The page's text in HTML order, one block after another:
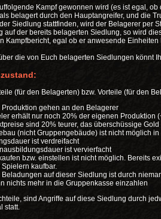
Kampf gewonnen wird (es ist egal,
belagert durch den Hauptangreifer, und die
Siedlung stattfinden, wird der Belagerer per
auf der bereits belagerten Siedlung, so wird
Kampfbericht, egal ob er anwesende Einheiten
die von Euch belagerten Siedlungen könnt
(für den Belagerten) bzw. Vorteile (für den
Produktion gehen an den Belagerer
erhält nur noch 20% der eigenen Produktion
sind 20% teurer, das überschüssige
(nicht Gruppengebäude) ist nicht möglich
ist verdreifacht
ist vervierfacht
bzw. einstellen ist nicht möglich. Bereits
kaufbar.
Beladungen auf dieser Siedlung ist durch
nichts mehr in die Gruppenkasse einzahlen
sind Angriffe auf diese Siedlung durch
statt.